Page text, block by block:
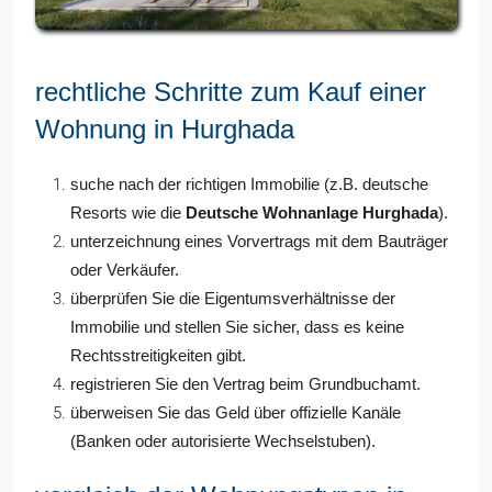
rechtliche Schritte zum Kauf einer
Wohnung in Hurghada
suche nach der richtigen Immobilie (z.B. deutsche
Resorts wie die Deutsche Wohnanlage Hurghada).
unterzeichnung eines Vorvertrags mit dem Bauträger
oder Verkäufer.
überprüfen Sie die Eigentumsverhältnisse der
Immobilie und stellen Sie sicher, dass es keine
Rechtsstreitigkeiten gibt.
registrieren Sie den Vertrag beim Grundbuchamt.
überweisen Sie das Geld über offizielle Kanäle
(Banken oder autorisierte Wechselstuben).